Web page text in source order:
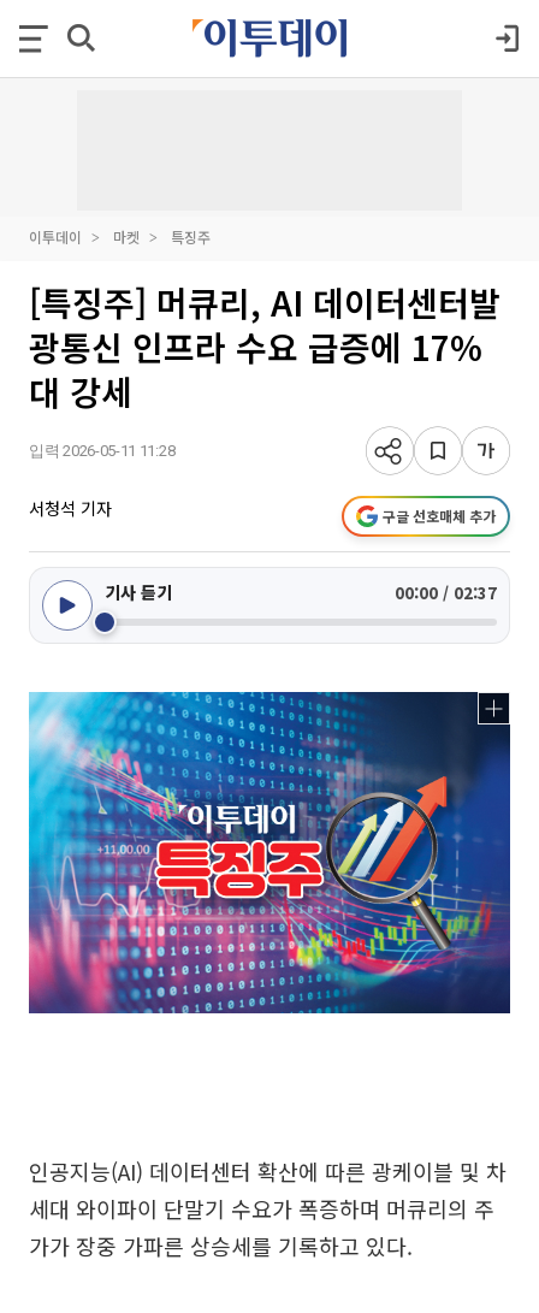
이투데이 마켓 특징주
[특징주] 머큐리, AI 데이터센터발
광통신 인프라 수요 급증에 17%
대 강세
입력 2026-05-11 11:28
서청석 기자 구글 선호매체 추가
기사 듣기 00:00 / 02:37
인공지능(AI) 데이터센터 확산에 따른 광케이블 및 차
세대 와이파이 단말기 수요가 폭증하며 머큐리의 주
가가 장중 가파른 상승세를 기록하고 있다.